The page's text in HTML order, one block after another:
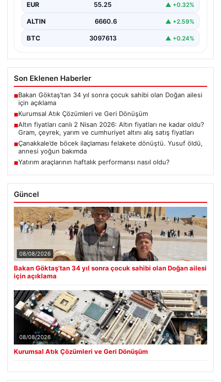
EUR 55.25 ▲ +0.32%
ALTIN 6660.6 ▲ +2.59%
BTC 3097613 ▲ +0.24%
Son Eklenen Haberler
■Bakan Göktaş’tan 34 yıl sonra çocuk sahibi olan Doğan ailesi
için açıklama
■Kurumsal Atık Çözümleri ve Geri Dönüşüm
■Altın fiyatları canlı 2 Nisan 2026: Altın fiyatları ne kadar oldu?
Gram, çeyrek, yarım ve cumhuriyet altını alış satış fiyatları
■Çanakkale’de böcek ilaçlaması felakete dönüştü. Yusuf öldü,
annesi yoğun bakımda
■Yatırım araçlarının haftalık performansı nasıl oldu?
Güncel
08/08/2026
Bakan Göktaş’tan 34 yıl sonra çocuk sahibi olan Doğan ailesi
için açıklama
08/08/2026
Kurumsal Atık Çözümleri ve Geri Dönüşüm